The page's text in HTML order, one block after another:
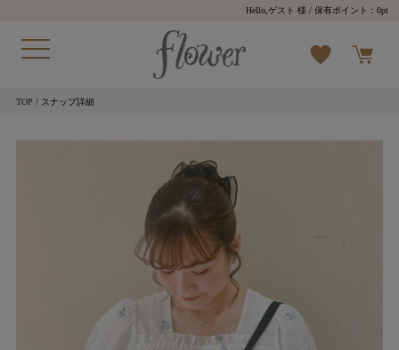
Hello,ゲスト 様 / 保有ポイント：0pt
TOP / スナップ詳細